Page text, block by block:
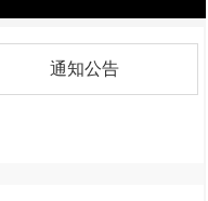
通知公告